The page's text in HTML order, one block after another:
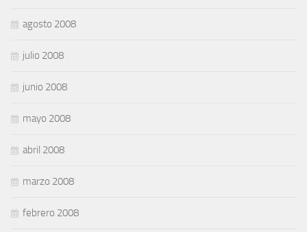
agosto 2008
julio 2008
junio 2008
mayo 2008
abril 2008
marzo 2008
febrero 2008